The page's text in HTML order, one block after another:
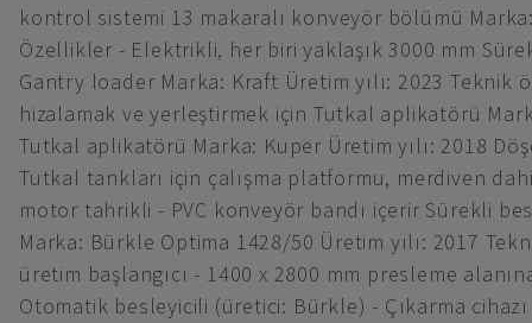
kontrol sistemi 13 makaralı konveyör bölümü
Özellikler - Elektrikli, her biri yaklaşık 3000 mm
Gantry loader Marka: Kraft Üretim yılı: 2023 Teknik
hizalamak ve yerleştirmek için Tutkal aplikatörü
Tutkal aplikatörü Marka: Kuper Üretim yılı: 2018
Tutkal tankları için çalışma platformu, merdiven
motor tahrikli - PVC konveyör bandı içerir Sürekli
Marka: Bürkle Optima 1428/50 Üretim yılı: 2017
üretim başlangıcı - 1400 x 2800 mm presleme
Otomatik besleyicili (üretici: Bürkle) - Çıkarma